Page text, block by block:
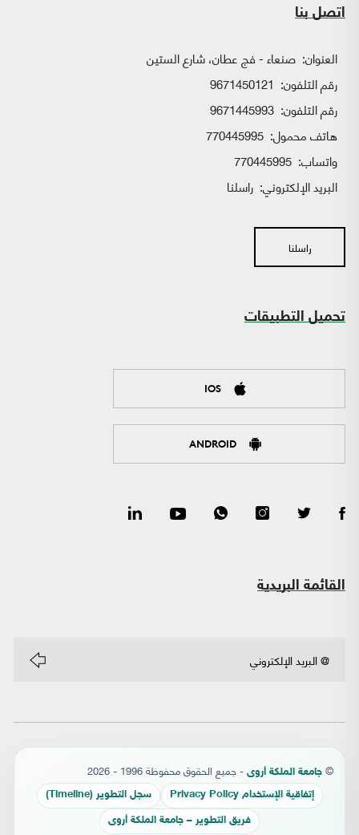
اتصل بنا
العنوان: صنعاء - فج عطان، شارع الستين
رقم التلفون: 9671450121
رقم التلفون: 9671445993
هاتف محمول: 770445995
واتساب:
البريد الإلكتروني: راسلنا
راسلنا
تحميل التطبيقات
IOS
ANDROID
القائمة البريدية
© جامعة الملكة أروى - جميع الحقوق محفوظة 1996 - 2026
إتفاقية الإستخدام Privacy Policy سجل التطوير (Timeline)
فريق التطوير – جامعة الملكة أروى